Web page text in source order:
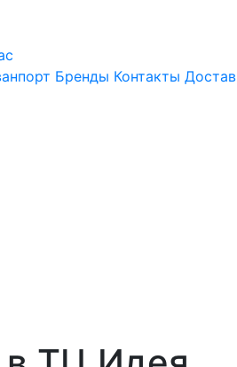
Бренды Контакты